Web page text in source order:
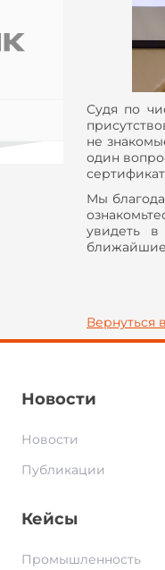
Судя по
не
один
Мы
увидеть
Вернуться
Новости
Новости
Публикации
Кейсы
Промышленность